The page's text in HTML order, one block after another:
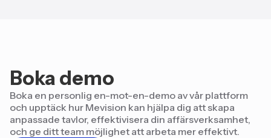
Boka demo
Boka en personlig en-mot-en-demo av vår plattform
och upptäck hur Mevision kan hjälpa dig att skapa
anpassade tavlor, effektivisera din affärsverksamhet,
och ge ditt team möjlighet att arbeta mer effektivt.